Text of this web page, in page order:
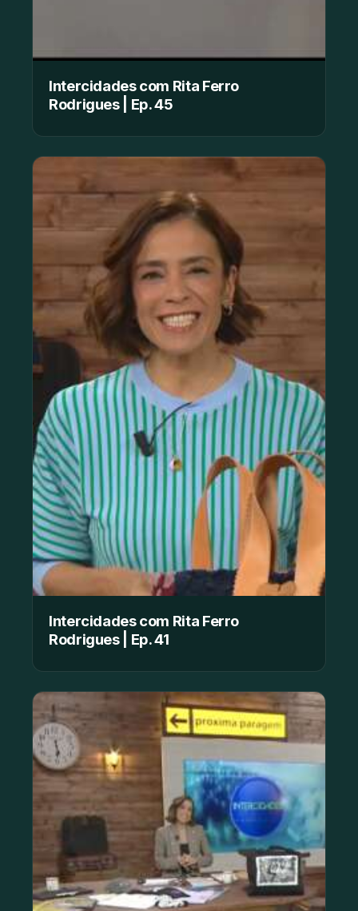
Intercidades com Rita Ferro
Rodrigues | Ep. 45
Intercidades com Rita Ferro
Rodrigues | Ep. 41